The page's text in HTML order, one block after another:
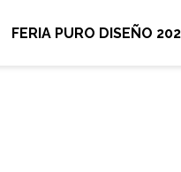
FERIA PURO DISEÑO